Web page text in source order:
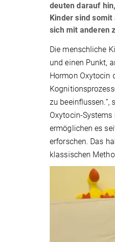
deuten darauf
Kinder sind
sich mit anderen
Die menschliche
und einen Punkt,
Hormon Oxytocin
zu beeinflussen.“,
Oxytocin-
ermöglichen es
erforschen. Das
klassischen